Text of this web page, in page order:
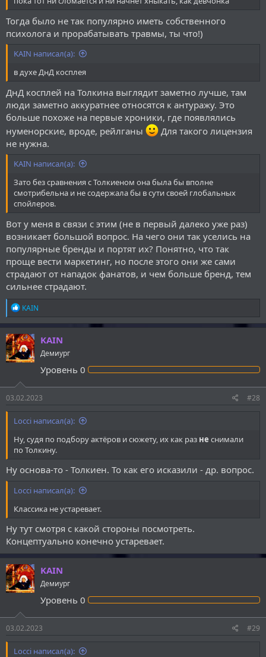
Тогда было не так популярно иметь собственного
психолога и прорабатывать травмы, ты что!)
KAIN написал(а):
в духе ДнД косплея
ДнД косплей на Толкина выглядит заметно лучше, там
люди заметно аккуратнее относятся к антуражу. Это
больше похоже на первые хроники, где появлялись
нуменорские, вроде, рейлганы
Для такого лицензия
не нужна.
KAIN написал(а):
Зато без сравнения с Толкиеном она была бы вполне
смотрибельна и не содержала бы в сути своей глобальных
спойлеров.
Вот у меня в связи с этим (не в первый далеко уже раз)
возникает большой вопрос. На чего они так уселись на
популярные бренды и портят их? Понятно, что так
проще вести маркетинг, но после этого они же сами
страдают от нападок фанатов, и чем больше бренд, тем
сильнее страдают.
Р
е
а
к
ц
и
и
KAIN
KAIN
Демиург
Уровень 0
03.02.2023 #28
Locci написал(а):
Ну, судя по подбору актёров и сюжету, их как раз не снимали
по Толкину.
Ну основа-то - Толкиен. То как его исказили - др. вопрос.
Locci написал(а):
Классика не устаревает.
Ну тут смотря с какой стороны посмотреть.
Концептуально конечно устаревает.
KAIN
Демиург
Уровень 0
03.02.2023 #29
Locci написал(а):